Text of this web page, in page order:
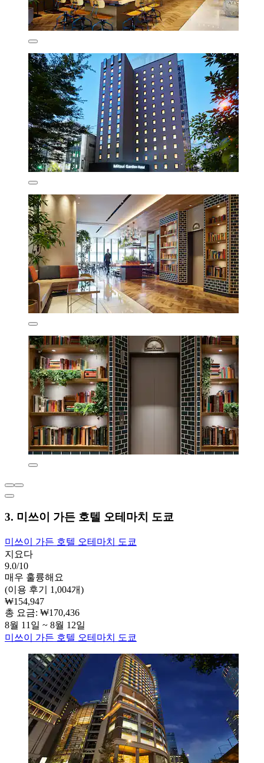
3. 미쓰이 가든 호텔 오테마치 도쿄
미쓰이 가든 호텔 오테마치 도쿄
지요다
9.0/10
매우 훌륭해요
(이용 후기 1,004개)
₩154,947
총 요금: ₩170,436
8월 11일 ~ 8월 12일
미쓰이 가든 호텔 오테마치 도쿄